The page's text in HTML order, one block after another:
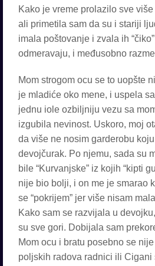
Kako je vreme prolazilo sve
ali primetila sam da su i stariji
imala poštovanje i zvala ih
odmeravaju, i međusobno
Mom strogom ocu se to uopšte
je mladiće oko mene, i uspela
jednu iole ozbiljniju vezu sa
izgubila nevinost. Uskoro, moj
da više ne nosim garderobu
devojčurak. Po njemu, sada su
bile “Kurvanjske” iz kojih “kipti
nije bio bolji, i on me je smarao
se “pokrijem” jer više nisam
Kako sam se razvijala u
su sve gori. Dobijala sam
Mom ocu i bratu posebno se
poljskih radova radnici ili Cigani